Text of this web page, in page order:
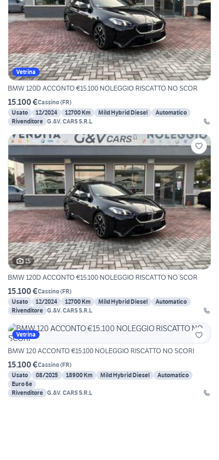
Vetrina
BMW 120D ACCONTO €15.100 NOLEGGIO RISCATTO NO SCOR
15.100 €Cassino(FR)
Usato
12/2024 12700 Km Mild Hybrid Diesel
Automatico
Rivenditore G.&V. CARS S.R.L
15
BMW 120D ACCONTO €15.100 NOLEGGIO RISCATTO NO SCOR
15.100 €Cassino(FR)
Usato
12/2024 12700 Km Mild Hybrid Diesel
Automatico
Rivenditore G.&V. CARS S.R.L
Vetrina
BMW 120 ACCONTO €15.100 NOLEGGIO RISCATTO NO SCORI
15.100 €Cassino(FR)
Usato
08/2025 18900 Km Mild Hybrid Diesel
Automatico
Euro 6e
Rivenditore G.&V. CARS S.R.L